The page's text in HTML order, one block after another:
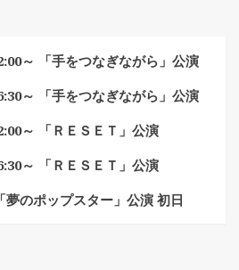
～ 「手をつなぎながら」公演
～ 「手をつなぎながら」公演
～ 「ＲＥＳＥＴ」公演
～ 「ＲＥＳＥＴ」公演
夢のポップスター」公演 初日